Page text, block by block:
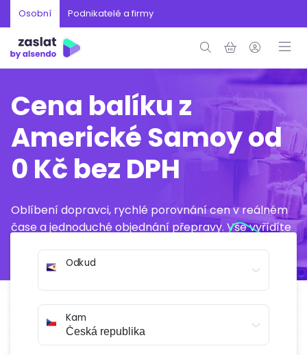
Osobní Podnikatelé a firmy
Cena balíku z
Americké Samoy od
0 Kč bez DPH
Oblíbení dopravci, rychlé porovnání cen v reálném
čase a jednoduché objednání přepravy. Vše vyřídíte
Odkud
Kam